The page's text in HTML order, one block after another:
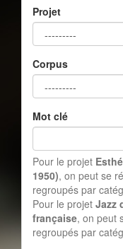
Projet
Corpus
Mot clé
Pour le projet
1950), on peut se
regroupés par
Pour le projet Jazz
française, on peut
regroupés par